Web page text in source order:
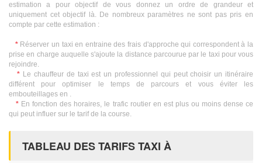
estimation a pour objectif de vous donnez un ordre de grandeur et
uniquement cet objectif là. De nombreux paramètres ne sont pas pris en
compte par cette estimation :
*Réserver un taxi en entraine des frais d'approche qui correspondent à la
prise en charge auquelle s'ajoute la distance parcourue par le taxi pour vous
rejoindre.
* Le chauffeur de taxi est un professionnel qui peut choisir un itinéraire
différent pour optimiser le temps de parcours et vous éviter les
embouteillages en .
* En fonction des horaires, le trafic routier en est plus ou moins dense ce
qui peut influer sur le tarif de la course.
TABLEAU DES TARIFS TAXI À